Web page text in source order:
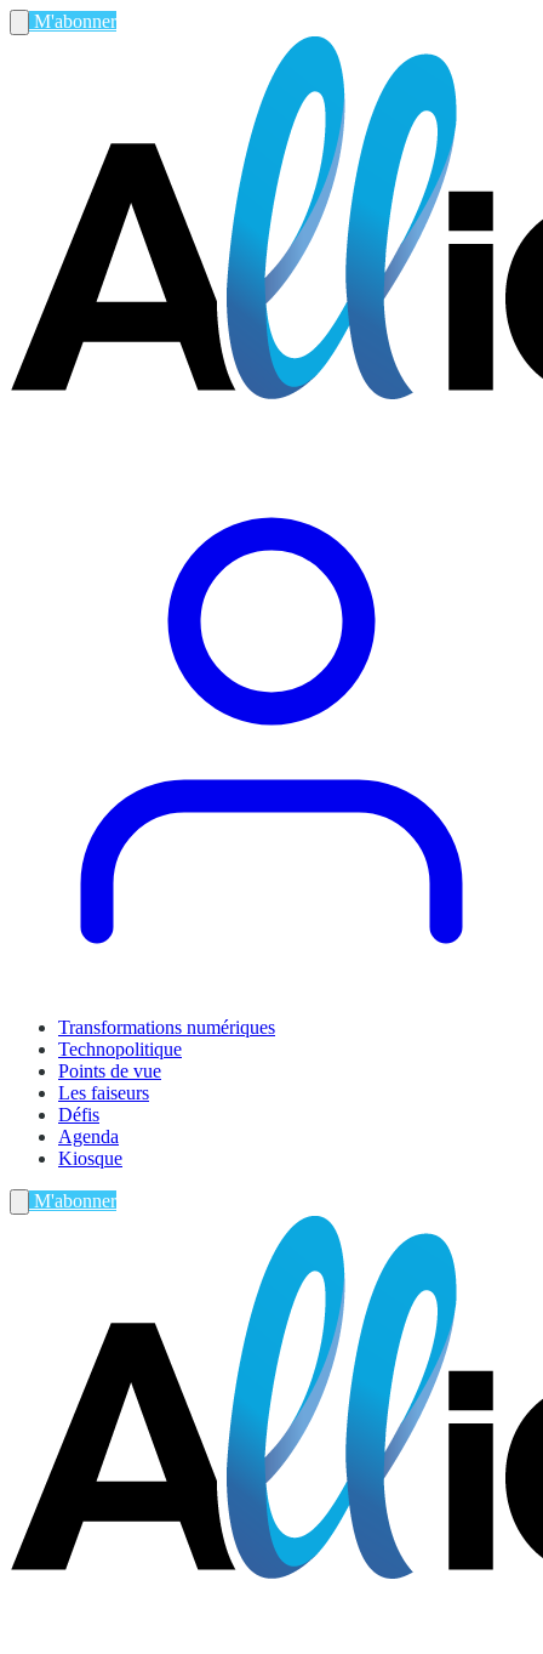
M'abonner
Transformations numériques
Technopolitique
Points de vue
Les faiseurs
Défis
Agenda
Kiosque
M'abonner